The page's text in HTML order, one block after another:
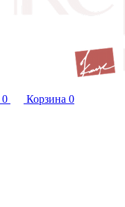
0 Корзина 0